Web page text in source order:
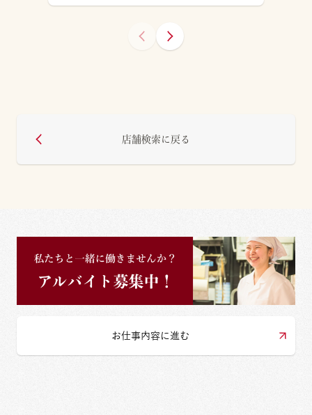
店舗検索に戻る
お仕事内容に進む